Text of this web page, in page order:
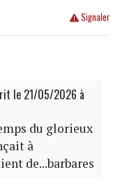
Signaler
le 21/05/2026 à
du glorieux
à
de...barbares